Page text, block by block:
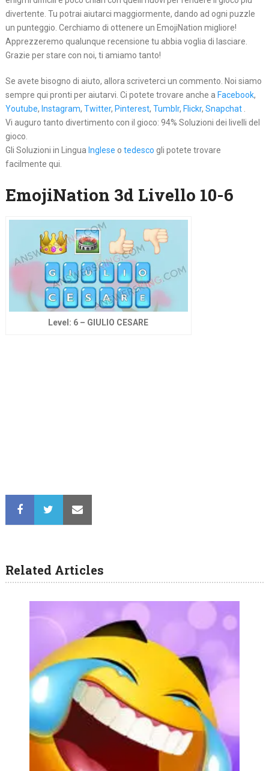
divertente. Tu potrai aiutarci maggiormente, dando ad ogni puzzle
un punteggio. Cerchiamo di ottenere un EmojiNation migliore!
Apprezzeremo qualunque recensione tu abbia voglia di lasciare.
Grazie per stare con noi, ti amiamo tanto!
Se avete bisogno di aiuto, allora scriveterci un commento. Noi siamo
sempre qui pronti per aiutarvi. Ci potete trovare anche a Facebook,
Youtube, Instagram, Twitter, Pinterest, Tumblr, Flickr, Snapchat.
Vi auguro tanto divertimento con il gioco: 94% Soluzioni dei livelli del
gioco.
Gli Soluzioni in Lingua Inglese o tedesco gli potete trovare
facilmente qui.
EmojiNation 3d Livello 10-6
Level: 6 – GIULIO CESARE
Related Articles